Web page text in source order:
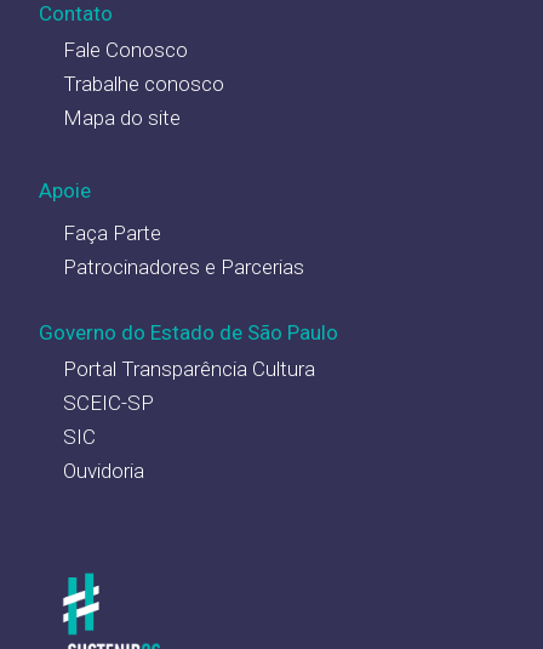
Contato
Fale Conosco
Trabalhe conosco
Mapa do site
Apoie
Faça Parte
Patrocinadores e Parcerias
Governo do Estado de São Paulo
Portal Transparência Cultura
SCEIC-SP
SIC
Ouvidoria